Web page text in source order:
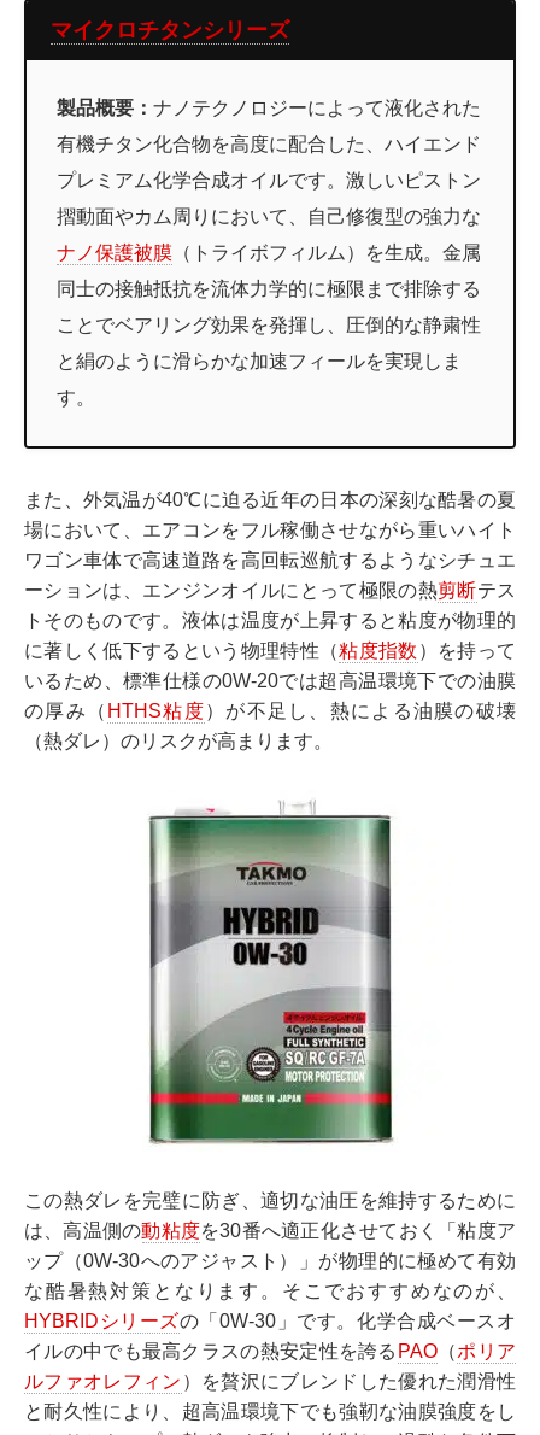
マイクロチタンシリーズ
製品概要： ナノテクノロジーによって液化された
有機チタン化合物を高度に配合した、ハイエンド
プレミアム化学合成オイルです。激しいピストン
摺動面やカム周りにおいて、自己修復型の強力な
ナノ保護被膜 （トライボフィルム）を生成。金属
同士の接触抵抗を流体力学的に極限まで排除する
ことでベアリング効果を発揮し、圧倒的な静粛性
と絹のように滑らかな加速フィールを実現しま
す。
また、外気温が40℃に迫る近年の日本の深刻な酷暑の夏
場において、エアコンをフル稼働させながら重いハイト
ワゴン車体で高速道路を高回転巡航するようなシチュエ
ーションは、エンジンオイルにとって極限の熱剪断テス
トそのものです。液体は温度が上昇すると粘度が物理的
に著しく低下するという物理特性（粘度指数 ）を持って
いるため、標準仕様の0W-20では超高温環境下での油膜
の厚み（ HTHS粘度）が不足し、熱による油膜の破壊
（熱ダレ）のリスクが高まります。
この熱ダレを完璧に防ぎ、適切な油圧を維持するために
は、高温側の動粘度を30番へ適正化させておく「粘度ア
ップ（0W-30へのアジャスト）」が物理的に極めて有効
な酷暑熱対策となります。そこでおすすめなのが、
HYBRIDシリーズの「0W-30」です。化学合成ベースオ
イルの中でも最高クラスの熱安定性を誇る PAO（ポリア
ルファオレフィン ）を贅沢にブレンドした優れた潤滑性
と耐久性により、超高温環境下でも強靭な油膜強度をし